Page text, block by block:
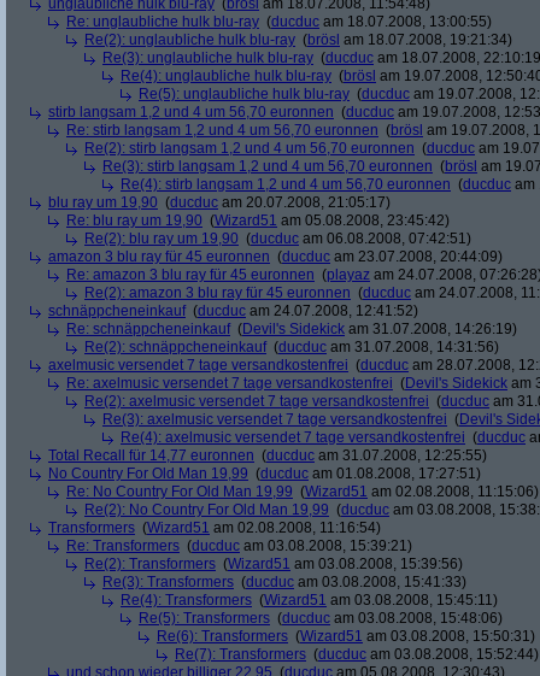
unglaubliche hulk blu-ray (brösl am 18.07.2008, 11:54:48)
Re: unglaubliche hulk blu-ray (ducduc am 18.07.2008, 13:00:55)
Re(2): unglaubliche hulk blu-ray (brösl am 18.07.2008, 19:21:34)
Re(3): unglaubliche hulk blu-ray (ducduc am 18.07.2008,
Re(4): unglaubliche hulk blu-ray (brösl am 19.07.2008,
Re(5): unglaubliche hulk blu-ray (ducduc am 19.07.2008,
stirb langsam 1,2 und 4 um 56,70 euronnen (ducduc am 19.07.2008,
Re: stirb langsam 1,2 und 4 um 56,70 euronnen (brösl am 19.07.2008,
Re(2): stirb langsam 1,2 und 4 um 56,70 euronnen (ducduc am
Re(3): stirb langsam 1,2 und 4 um 56,70 euronnen (brösl am
Re(4): stirb langsam 1,2 und 4 um 56,70 euronnen (ducduc am
blu ray um 19,90 (ducduc am 20.07.2008, 21:05:17)
Re: blu ray um 19,90 (Wizard51 am 05.08.2008, 23:45:42)
Re(2): blu ray um 19,90 (ducduc am 06.08.2008, 07:42:51)
amazon 3 blu ray für 45 euronnen (ducduc am 23.07.2008, 20:44:09)
Re: amazon 3 blu ray für 45 euronnen (playaz am 24.07.2008,
Re(2): amazon 3 blu ray für 45 euronnen (ducduc am 24.07.2008,
schnäppcheneinkauf(ducduc am 24.07.2008, 12:41:52)
Re: schnäppcheneinkauf(Devil's Sidekick am 31.07.2008, 14:26:19)
Re(2): schnäppcheneinkauf(ducduc am 31.07.2008, 14:31:56)
axelmusic versendet 7 tage versandkostenfrei (ducduc am 28.07.2008,
Re: axelmusic versendet 7 tage versandkostenfrei (Devil's Sidekick am
Re(2): axelmusic versendet 7 tage versandkostenfrei (ducduc am
Re(3): axelmusic versendet 7 tage versandkostenfrei (Devil's
Re(4): axelmusic versendet 7 tage versandkostenfrei (ducduc
Total Recall für 14,77 euronnen (ducduc am 31.07.2008, 12:25:55)
No Country For Old Man 19,99 (ducduc am 01.08.2008, 17:27:51)
Re: No Country For Old Man 19,99 (Wizard51 am 02.08.2008, 11:15:06)
Re(2): No Country For Old Man 19,99 (ducduc am 03.08.2008,
Transformers (Wizard51 am 02.08.2008, 11:16:54)
Re: Transformers (ducduc am 03.08.2008, 15:39:21)
Re(2): Transformers (Wizard51 am 03.08.2008, 15:39:56)
Re(3): Transformers (ducduc am 03.08.2008, 15:41:33)
Re(4): Transformers (Wizard51 am 03.08.2008, 15:45:11)
Re(5): Transformers (ducduc am 03.08.2008, 15:48:06)
Re(6): Transformers (Wizard51 am 03.08.2008, 15:50:31)
Re(7): Transformers (ducduc am 03.08.2008, 15:52:44)
und schon wieder billiger 22,95 (ducduc am 05.08.2008, 12:30:43)